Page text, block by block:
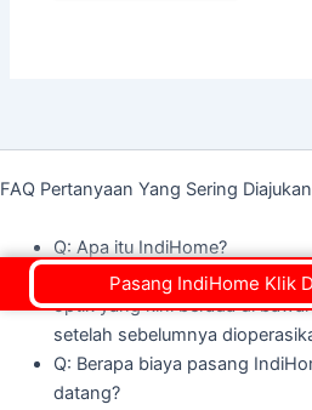
FAQ Pertanyaan Yang Sering Diajukan
Q: Apa itu IndiHome?
A: IndiHome adalah layanan
optik yang kini berada di
setelah sebelumnya
Q: Berapa biaya pasang
datang?
Pasang IndiHome Klik